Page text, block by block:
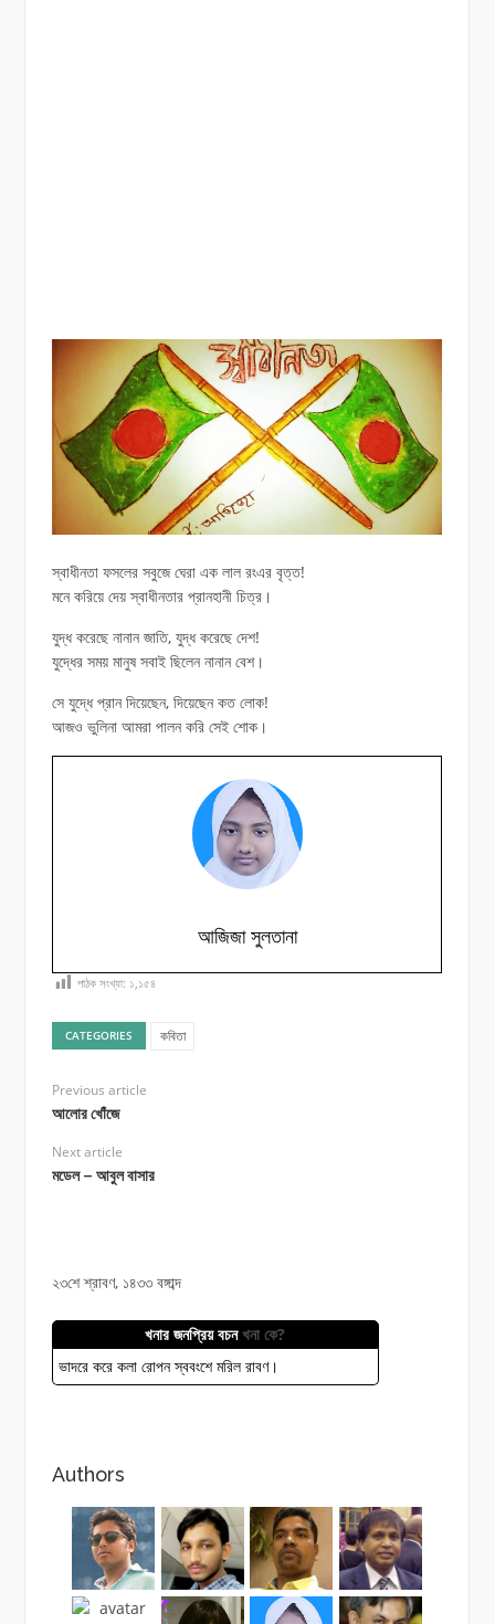
স্বাধীনতা ফসলের সবুজে ঘেরা এক লাল রংএর বৃত্ত!
মনে করিয়ে দেয় স্বাধীনতার প্রানহানী চিত্র।
যুদ্ধ করেছে নানান জাতি, যুদ্ধ করেছে দেশ!
যুদ্ধের সময় মানুষ সবাই ছিলেন নানান বেশ।
সে যুদ্ধে প্রান দিয়েছেন, দিয়েছেন কত লোক!
আজও ভুলিনা আমরা পালন করি সেই শোক।
আজিজা সুলতানা
পাঠক সংখ্যা: ১,১৫৪
CATEGORIES কবিতা
Previous article
আলোর খোঁজে
Next article
মডেল – আবুল বাসার
২৩শে শ্রাবণ, ১৪৩৩ বঙ্গাব্দ
খনার জনপ্রিয় বচনখনা কে?
ভাদরে করে কলা রোপন স্ববংশে মরিল রাবণ।
Authors